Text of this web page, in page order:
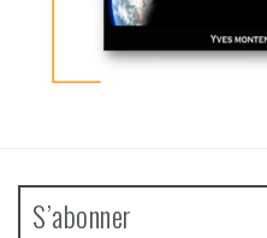
S’abonner